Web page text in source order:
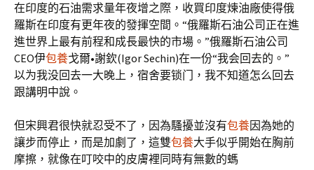
在印度的石油需求量年夜增之際，收買印度煉油廠使得俄
羅斯在印度有更年夜的發揮空間。“俄羅斯石油公司正在進
進世界上最有前程和成長最快的市場。”俄羅斯石油公司
CEO伊包養戈爾•謝欽(Igor Sechin)在一份“我会回去的。”
以为我没回去一大晚上，宿舍要锁门，我不知道怎么回去
跟講明中說。
但宋興君很快就忍受不了，因為騷擾並沒有包養因為她的
讓步而停止，而是加劇了，這雙包養大手似乎開始在胸前
摩擦，就像在叮咬中的皮膚裡同時有無數的螞